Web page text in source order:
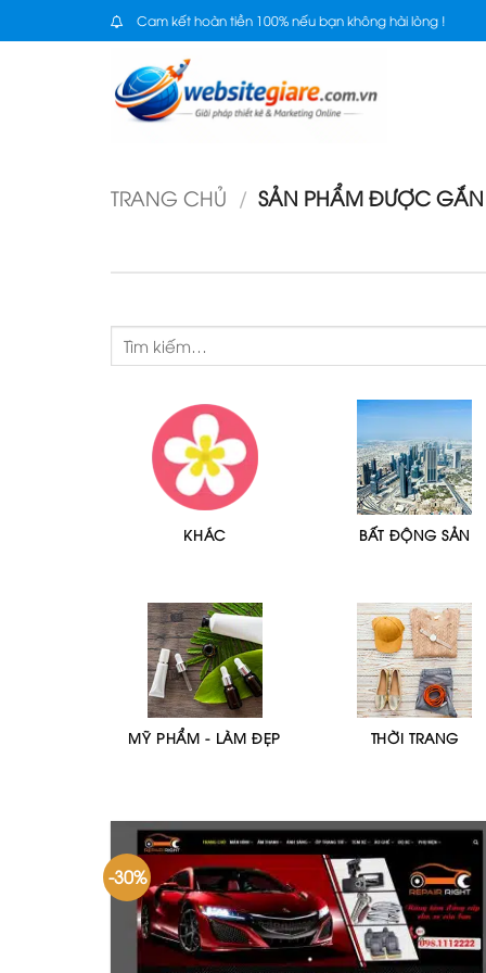
qua
Cam kết hoàn tiền 100% nếu bạn không hài lòng !
TRANG CHỦ / SẢN PHẨM ĐƯỢC GẮN
Tìm
kiếm:
KHÁC BẤT ĐỘNG SẢN
MỸ PHẨM - LÀM ĐẸP THỜI TRANG
-30%